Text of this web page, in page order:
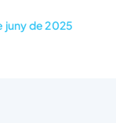
juny de 2025